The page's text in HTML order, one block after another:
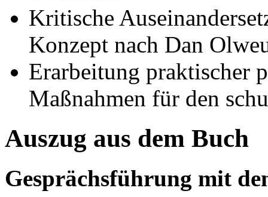
Kritische
Konzept nach Dan
Erarbeitung praktischer
Maßnahmen für den
Auszug aus dem Buch
Gesprächsführung mit